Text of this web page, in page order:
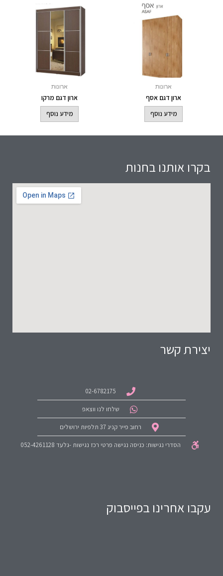
ארונות
ארון דגם אסף
מידע נוסף
ארונות
ארון דגם מרקו
מידע נוסף
בקרו אותנו בחנות
יצירת קשר
02-6782175
שלחו לנו ווצאפ
רחוב פייר קניג 37 תלפיות ירושלים
הסדרי נגישות: כניסה נגישה פרטי רכז נגישות -גלעד 052-4261128
עקבו אחרינו בפייסבוק